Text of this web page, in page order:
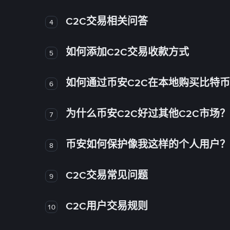
4 C2C交易相关问答
5 如何添加C2C交易收款方式
6 如何通过币安C2C在本地购买比特
7 为什么币安C2C好过其他C2C市场？
8 币安如何保护像我这样的个人用户？
9 C2C交易常见问题
10 C2C用户交易规则